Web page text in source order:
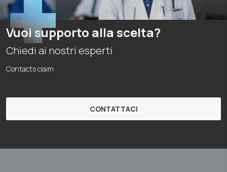
Vuoi supporto alla scelta?
Chiedi ai nostri esperti
Contacts claim
CONTATTACI